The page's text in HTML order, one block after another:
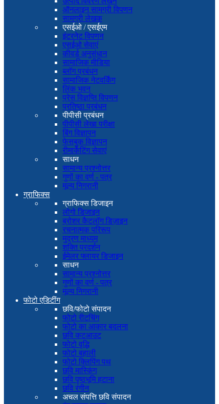
ऑनलाइन सामग्री विपणन
सामग्री लेखक
एसईओ / एसईएम
इंटरनेट विपणन
एसईओ सेवाएं
कीवर्ड अनुसंधान
सामाजिक मीडिया
ब्लॉग प्रबंधन
सामाजिक नेटवर्किंग
लिंक भवन
प्रेस विज्ञप्ति विपणन
प्रतिष्ठा प्रबंधन
पीपीसी प्रबंधन
पीपीसी लेखा परीक्षा
बिंग विज्ञापन
फेसबुक विज्ञापन
रीमार्केटिंग सेवाएं
साधन
सामान्य प्रश्नोत्तर
गुणों का वर्ण - पत्र
मूल्य निगरानी
ग्राफिक्स
ग्राफिक्स डिजाइन
लोगो डिजाइन
ब्रोशर कैटलॉग डिज़ाइन
रचनात्मक परिरूप
मुद्रण माध्यम
शक्ति प्रदर्शन
ईमेलर फ्लायर डिजाइन
साधन
सामान्य प्रश्नोत्तर
गुणों का वर्ण - पत्र
मूल्य निगरानी
फोटो एडिटींग
छवि/फोटो संपादन
फोटो रीटचिंग
फोटो का आकार बदलना
छवि कटआउट
फोटो वृद्धि
फोटो बहाली
फोटो क्लिपिंग पथ
छवि मास्किंग
छवि पृष्ठभूमि हटाना
छवि रंगीन
अचल संपत्ति छवि संपादन